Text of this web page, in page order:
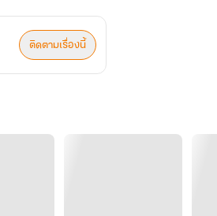
ติดตามเรื่องนี้